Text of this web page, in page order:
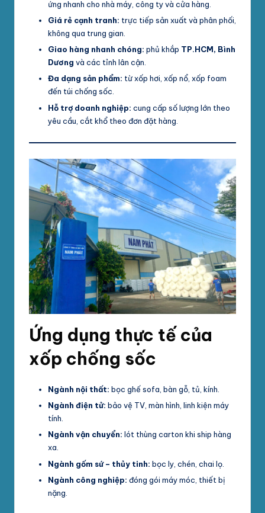
ứng nhanh cho nhà máy, công ty và cửa hàng.
Giá rẻ cạnh tranh: trực tiếp sản xuất và phân phối,
không qua trung gian.
Giao hàng nhanh chóng: phủ khắp TP.HCM, Bình
Dương và các tỉnh lân cận.
Đa dạng sản phẩm: từ xốp hơi, xốp nổ, xốp foam
đến túi chống sốc.
Hỗ trợ doanh nghiệp: cung cấp số lượng lớn theo
yêu cầu, cắt khổ theo đơn đặt hàng.
Ứng dụng thực tế của
xốp chống sốc
Ngành nội thất: bọc ghế sofa, bàn gỗ, tủ, kính.
Ngành điện tử: bảo vệ TV, màn hình, linh kiện máy
tính.
Ngành vận chuyển: lót thùng carton khi ship hàng
xa.
Ngành gốm sứ – thủy tinh: bọc ly, chén, chai lọ.
Ngành công nghiệp: đóng gói máy móc, thiết bị
nặng.